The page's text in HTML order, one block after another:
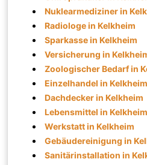
Nuklearmediziner in
Radiologe in Kelkheim
Sparkasse in Kelkheim
Versicherung in
Zoologischer Bedarf in
Einzelhandel in Kelkheim
Dachdecker in Kelkheim
Lebensmittel in Kelkheim
Werkstatt in Kelkheim
Gebäudereinigung in
Sanitärinstallation in